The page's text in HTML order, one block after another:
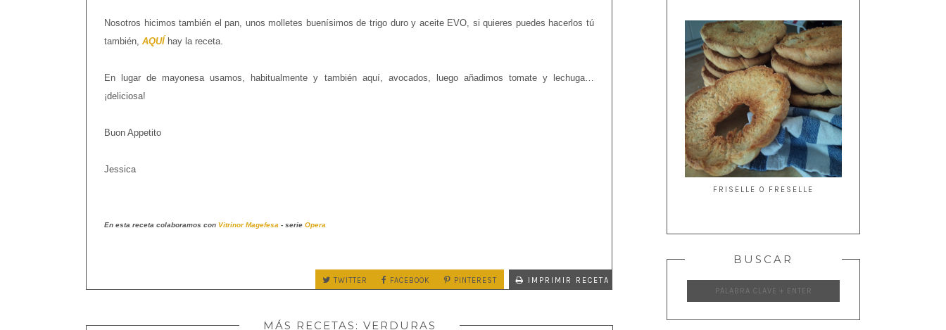
Nosotros hicimos también el pan, unos molletes buenísimos de trigo duro y aceite EVO, si quieres puedes hacerlos tú
también, AQUÍ hay la receta.
En lugar de mayonesa usamos, habitualmente y también aquí, avocados, luego añadimos tomate y lechuga…
¡deliciosa!
Buon Appetito
Jessica
En esta receta colaboramos con Vitrinor Magefesa - serie Opera
TWITTER FACEBOOK PINTEREST IMPRIMIR RECETA
MÁS RECETAS: VERDURAS
FRISELLE O FRESELLE
BUSCAR